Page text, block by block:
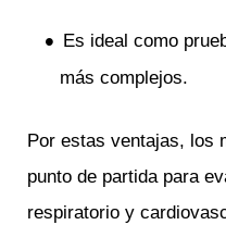
Es ideal como
más complejos.
Por estas ventajas, los
punto de partida para
respiratorio y